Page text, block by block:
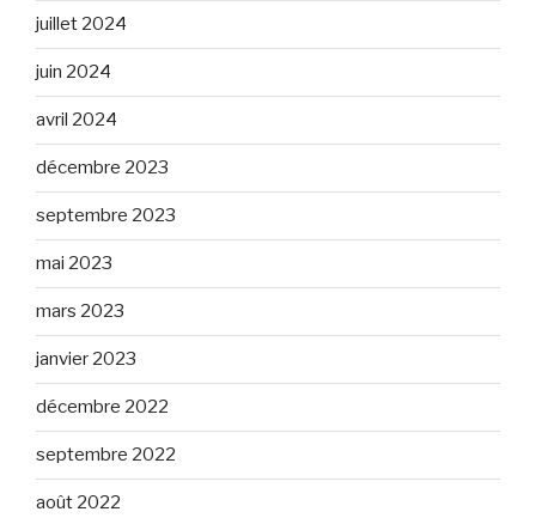
juillet 2024
juin 2024
avril 2024
décembre 2023
septembre 2023
mai 2023
mars 2023
janvier 2023
décembre 2022
septembre 2022
août 2022